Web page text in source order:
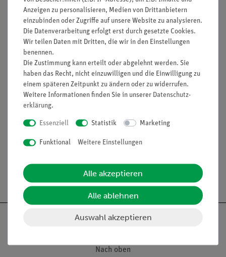
PEM Brennstoffzelle mit Luftoption, SB (05664-00)
PEM Gasspeicher, SB (05666-00)
Versuche
Zubehör
Versandkostenfrei ab 300,- €
Nach oben
Anzeigen zu personalisieren, Medien von Drittanbietern
einzubinden oder Zugriffe auf unsere Website zu analysieren.
Die Datenverarbeitung erfolgt erst durch gesetzte Cookies.
Wir teilen Daten mit Dritten, die wir in den Einstellungen
benennen.
Die Zustimmung kann erteilt oder abgelehnt werden. Sie
haben das Recht, nicht einzuwilligen und die Einwilligung zu
einem späteren Zeitpunkt zu ändern oder zu widerrufen.
Weitere Informationen finden Sie in unserer Daten­schutz­
erklärung.
Essenziell Statistik Marketing
Funktional Weitere Einstellungen
Alle akzeptieren
Alle ablehnen
Auswahl akzeptieren